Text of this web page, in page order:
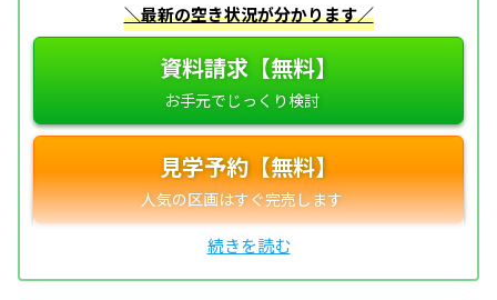
＼最新の空き状況が分かります／
資料請求【無料】
見学予約【無料】